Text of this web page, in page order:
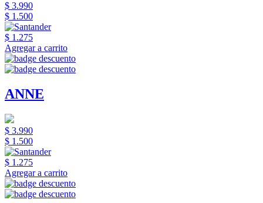
$ 3.990
$ 1.500
$ 1.275
Agregar a carrito
ANNE
$ 3.990
$ 1.500
$ 1.275
Agregar a carrito